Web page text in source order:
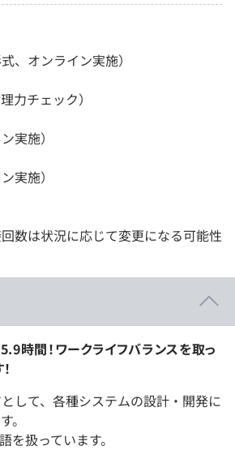
、オンライン実施）
力チェック）
実施）
実施）
数は状況に応じて変更になる可能性
間！ワークライフバランスを取っ
して、各種システムの設計・開発に
。
を扱っています。